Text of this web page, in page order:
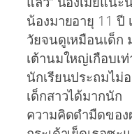
น้องมายอายุ 11 ปี
วัยจนดูเหมือนเด็ก
เต้านมใหญ่เกือบเ
นักเรียนประถมไม่
เด็กสาวได้มากนัก
ความคิดดำมืดของ